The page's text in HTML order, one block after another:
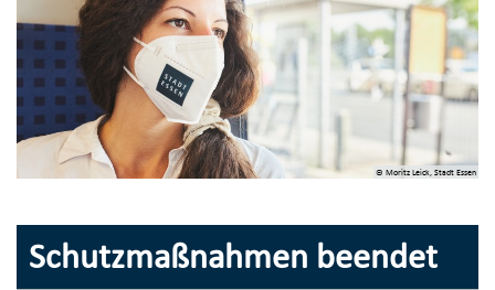
© Moritz Leick, Stadt Essen
Schutzmaßnahmen beendet